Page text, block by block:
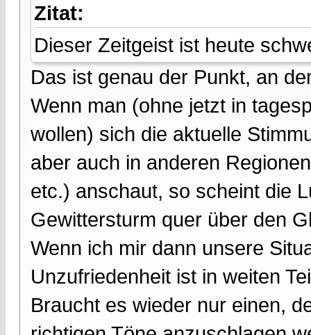
Zitat:
Dieser Zeitgeist ist heute
Das ist genau der Punkt, an
Wenn man (ohne jetzt in
wollen) sich die aktuelle
aber auch in anderen
etc.) anschaut, so scheint die
Gewittersturm quer über den
Wenn ich mir dann unsere
Unzufriedenheit ist in weiten
Braucht es wieder nur einen,